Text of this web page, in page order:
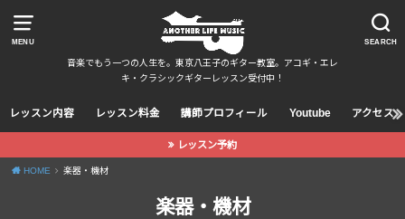
MENU SEARCH
音楽でもう一つの人生を。東京八王子のギター教室。アコギ・エレ
キ・クラシックギターレッスン受付中！
レッスン内容 レッスン料金 講師プロフィール Youtube アクセス
レッスン予約
HOME 楽器・機材
楽器・機材